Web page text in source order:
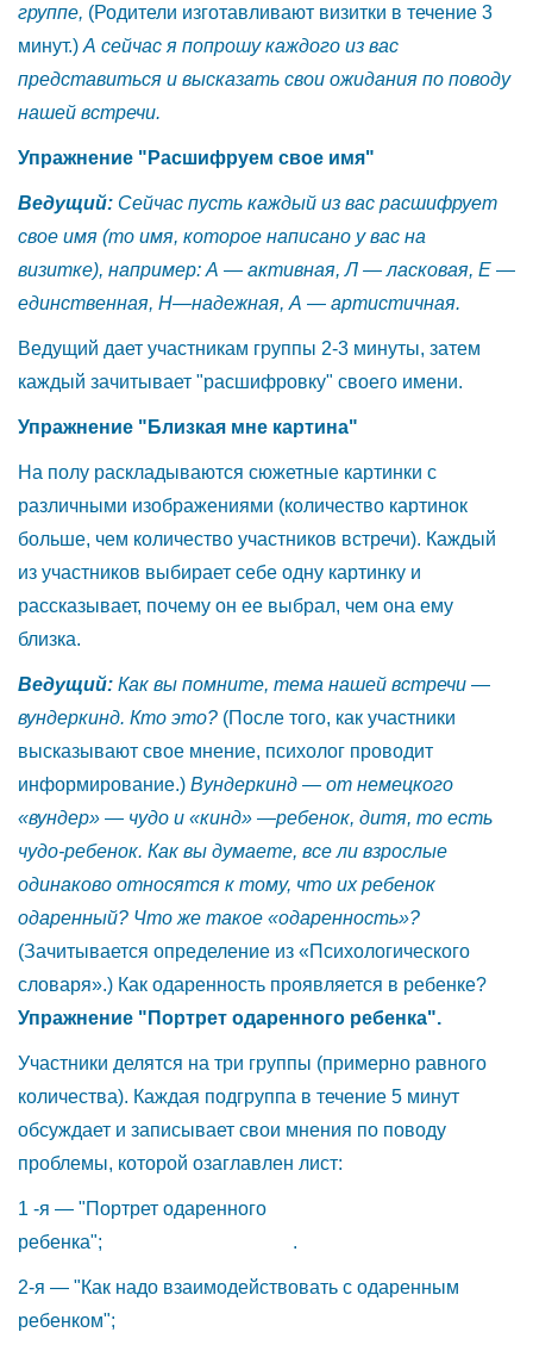
группе, (Родители изготавливают визитки в течение 3
минут.) А сейчас я попрошу каждого из вас
представиться и высказать свои ожидания по поводу
нашей встречи.
Упражнение "Расшифруем свое имя"
Ведущий: Сейчас пусть каждый из вас расшифрует
свое имя (то имя, которое написано у вас на
визитке), например: А — активная, Л — ласковая, Е —
единственная, Н—надежная, А — артистичная.
Ведущий дает участникам группы 2-3 минуты, затем
каждый зачитывает "расшифровку" своего имени.
Упражнение "Близкая мне картина"
На полу раскладываются сюжетные картинки с
различными изображениями (количество картинок
больше, чем количество участников встречи). Каждый
из участников выбирает себе одну картинку и
рассказывает, почему он ее выбрал, чем она ему
близка.
Ведущий: Как вы помните, тема нашей встречи —
вундеркинд. Кто это? (После того, как участники
высказывают свое мнение, психолог проводит
информирование.) Вундеркинд — от немецкого
«вундер» — чудо и «кинд» —ребенок, дитя, то есть
чудо-ребенок. Как вы думаете, все ли взрослые
одинаково относятся к тому, что их ребенок
одаренный? Что же такое «одаренность»?
(Зачитывается определение из «Психологического
словаря».) Как одаренность проявляется в ребенке?
Упражнение "Портрет одаренного ребенка".
Участники делятся на три группы (примерно равного
количества). Каждая подгруппа в течение 5 минут
обсуждает и записывает свои мнения по поводу
проблемы, которой озаглавлен лист:
1 -я — "Портрет одаренного
ребенка"; .
2-я — "Как надо взаимодействовать с одаренным
ребенком";